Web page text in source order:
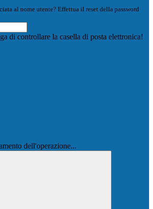
al nome utente? Effettua il reset della password
di controllare la casella di posta elettronica!
dell'operazione...